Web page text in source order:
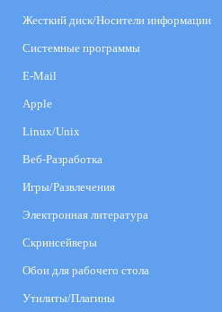
Жесткий диск/Носители информации
Системные программы
E-Mail
Apple
Linux/Unix
Веб-Разработка
Игры/Развлечения
Электронная литература
Скринсейверы
Обои для рабочего стола
Утилиты/Плагины